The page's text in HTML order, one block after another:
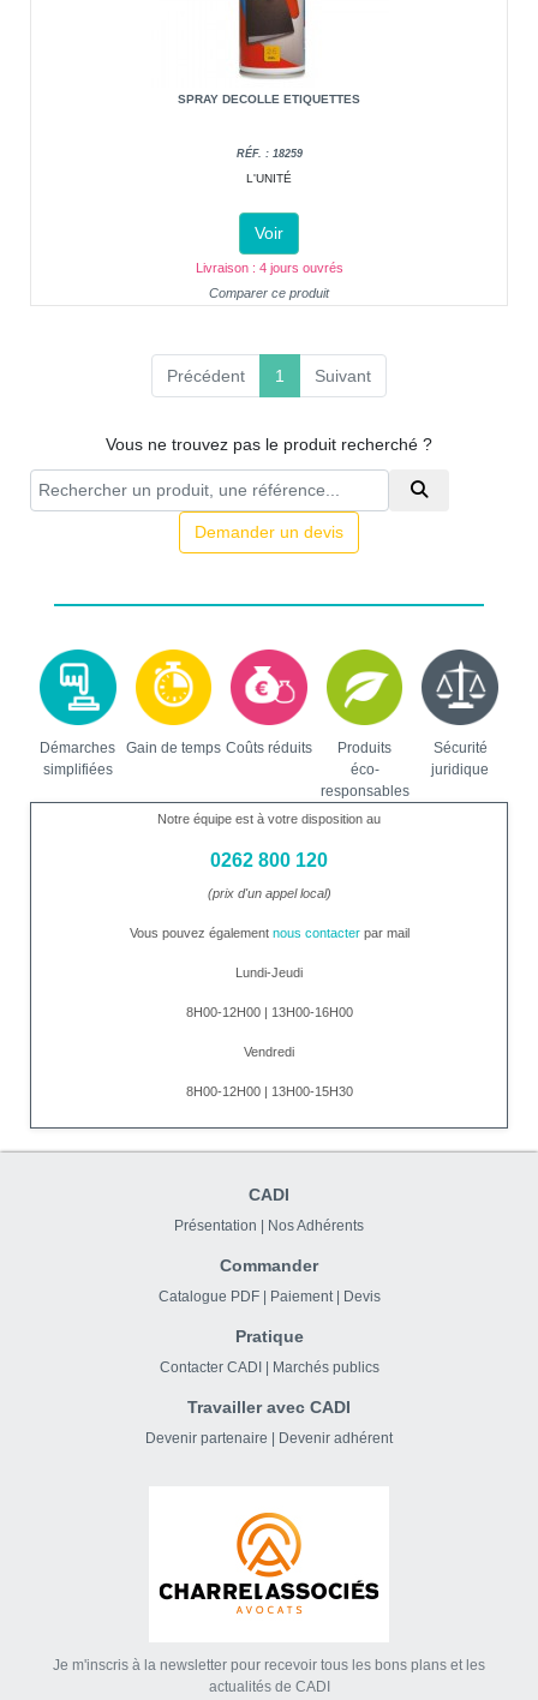
SPRAY DECOLLE ETIQUETTES
RÉF. : 18259
L'UNITÉ
Voir
Livraison : 4 jours ouvrés
Comparer ce produit
Précédent 1 (current)
Suivant
Vous ne trouvez pas le produit recherché ?
Demander un devis
Démarches
simplifiées
Gain de temps Coûts réduits
Produits
éco-
responsables
Sécurité
juridique
Notre équipe est à votre disposition au
0262 800 120
(prix d'un appel local)
Vous pouvez également nous contacterpar mail
Lundi-Jeudi
8H00-12H00 | 13H00-16H00
Vendredi
8H00-12H00 | 13H00-15H30
CADI
Présentation Nos Adhérents
Commander
Catalogue PDF Paiement Devis
Pratique
Contacter CADI Marchés publics
Travailler avec CADI
Devenir partenaire Devenir adhérent
Je m'inscris à la newsletter pour recevoir tous les bons plans et les
actualités de CADI